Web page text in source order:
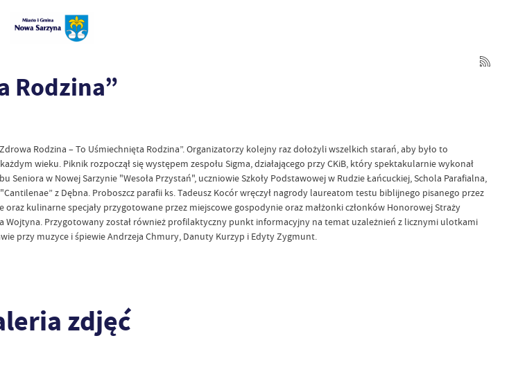
Rodzina”
Rodzina – To Uśmiechnięta Rodzina”. Organizatorzy kolejny raz dołożyli wszelkich starań, aby było to
wieku. Piknik rozpoczął się występem zespołu Sigma, działającego przy CKiB, który spektakularnie wykonał
w Nowej Sarzynie "Wesoła Przystań", uczniowie Szkoły Podstawowej w Rudzie Łańcuckiej, Schola Parafialna,
z Dębna. Proboszcz parafii ks. Tadeusz Kocór wręczył nagrody laureatom testu biblijnego pisanego przez
kulinarne specjały przygotowane przez miejscowe gospodynie oraz małżonki członków Honorowej Straży
Wojtyna. Przygotowany został również profilaktyczny punkt informacyjny na temat uzależnień z licznymi ulotkami
przy muzyce i śpiewie Andrzeja Chmury, Danuty Kurzyp i Edyty Zygmunt.
zdjęć